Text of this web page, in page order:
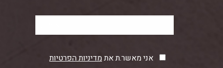
אני מאשר.ת אתמדיניות הפרטיות